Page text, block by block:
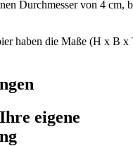
Durchmesser von 4 cm,
haben die Maße (H x B x
eigene